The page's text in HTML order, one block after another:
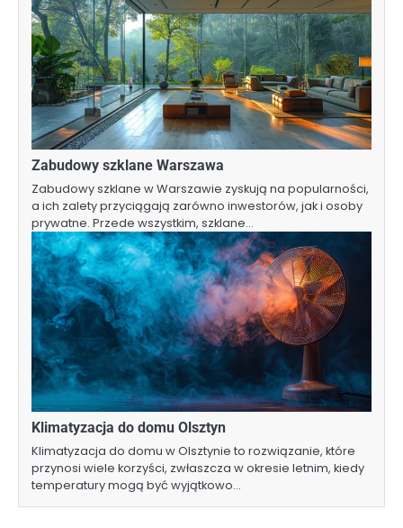
Zabudowy szklane Warszawa
Zabudowy szklane w Warszawie zyskują na popularności,
a ich zalety przyciągają zarówno inwestorów, jak i osoby
prywatne. Przede wszystkim, szklane…
Klimatyzacja do domu Olsztyn
Klimatyzacja do domu w Olsztynie to rozwiązanie, które
przynosi wiele korzyści, zwłaszcza w okresie letnim, kiedy
temperatury mogą być wyjątkowo…